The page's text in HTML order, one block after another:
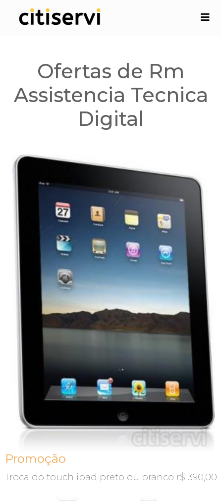
Ofertas de Rm
Assistencia Tecnica
Digital
Promoção
Troca do touch ipad preto ou branco r$ 390,00